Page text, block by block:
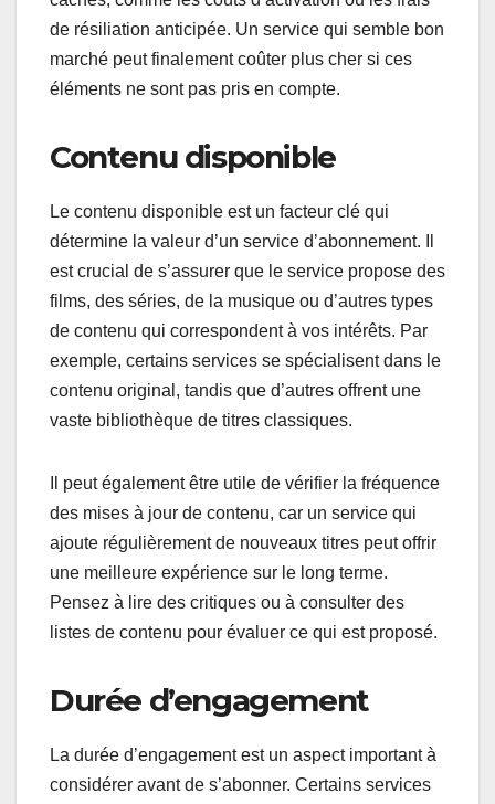
de résiliation anticipée. Un service qui semble bon
marché peut finalement coûter plus cher si ces
éléments ne sont pas pris en compte.
Contenu disponible
Le contenu disponible est un facteur clé qui
détermine la valeur d’un service d’abonnement. Il
est crucial de s’assurer que le service propose des
films, des séries, de la musique ou d’autres types
de contenu qui correspondent à vos intérêts. Par
exemple, certains services se spécialisent dans le
contenu original, tandis que d’autres offrent une
vaste bibliothèque de titres classiques.
Il peut également être utile de vérifier la fréquence
des mises à jour de contenu, car un service qui
ajoute régulièrement de nouveaux titres peut offrir
une meilleure expérience sur le long terme.
Pensez à lire des critiques ou à consulter des
listes de contenu pour évaluer ce qui est proposé.
Durée d’engagement
La durée d’engagement est un aspect important à
considérer avant de s’abonner. Certains services